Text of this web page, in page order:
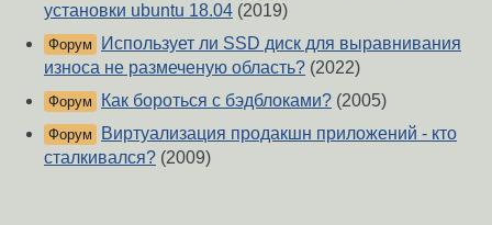
установки ubuntu 18.04 (2019)
Форум
Использует ли SSD диск для выравнивания
износа не размеченую область? (2022)
Форум Как бороться с бэдблоками? (2005)
Форум
Виртуализация продакшн приложений - кто
сталкивался? (2009)